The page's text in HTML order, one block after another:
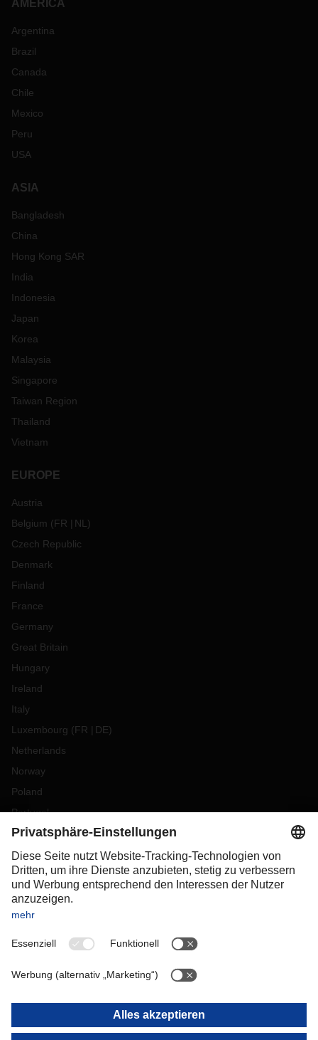
AMERICA
Argentina
Brazil
Canada
Chile
Mexico
Peru
USA
ASIA
Bangladesh
China
Hong Kong SAR
India
Indonesia
Japan
Korea
Malaysia
Singapore
Taiwan Region
Thailand
Vietnam
EUROPE
Austria
Belgium (FR NL )
Czech Republic
Denmark
Finland
France
Germany
Great Britain
Hungary
Ireland
Italy
Luxembourg (FR DE)
Netherlands
Norway
Poland
Portugal
Romania
Slovakia
Spain
Sweden
Switzerland
OCEANIA